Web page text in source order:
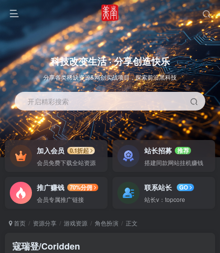
OS教程 SOFT教程
科技改变生活 · 分享创造快乐
分享各类稀缺资源&网创实战项目，探索前沿黑科技
开启精彩搜索
加入会员
0.1折起
会员免费下载全站资源
站长招募
推荐
搭建同款网站挂机赚钱
推广赚钱
70%分佣
会员专属推广链接
联系站长
GO
站长v：topcore
首页 资源分享 游戏资源 角色扮演 正文
寇瑞登/Coridden